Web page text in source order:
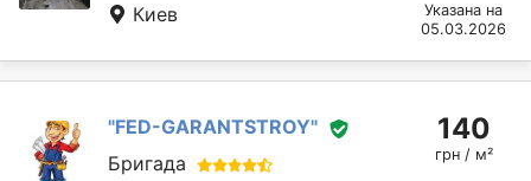
Киев
Указана на
05.03.2026
"FED-GARANTSTROY"
Бригада
140
грн / м²